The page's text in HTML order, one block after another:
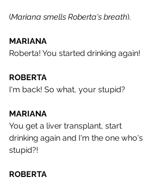
(Mariana smells Roberta's breath).
MARIANA
Roberta! You started drinking again!
ROBERTA
I'm back! So what, your stupid?
MARIANA
You get a liver transplant, start
drinking again and I'm the one who's
stupid?!
ROBERTA